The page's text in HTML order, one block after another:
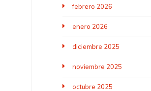
febrero 2026
enero 2026
diciembre 2025
noviembre 2025
octubre 2025